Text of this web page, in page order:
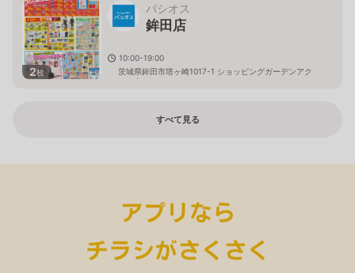
2枚
パシオス
鉾田店
10:00-19:00
茨城県鉾田市塔ヶ崎1017-1 ショッピングガーデンアク
ロス内
すべて見る